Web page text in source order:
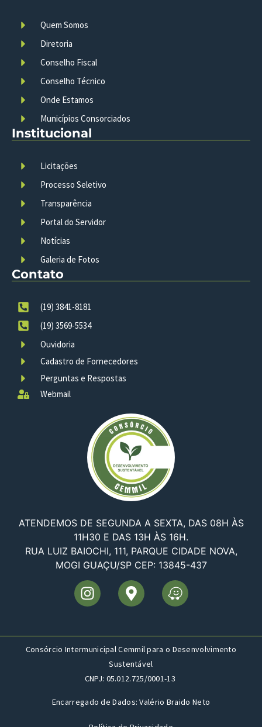
ATENDEMOS DE SEGUNDA A SEXTA, DAS 08H ÀS
11H30 E DAS 13H ÀS 16H.
RUA LUIZ BAIOCHI, 111, PARQUE CIDADE NOVA,
MOGI GUAÇU/SP CEP: 13845-437
Quem Somos
Diretoria
Conselho Fiscal
Conselho Técnico
Onde Estamos
Municípios Consorciados
Institucional
Licitações
Processo Seletivo
Transparência
Portal do Servidor
Notícias
Galeria de Fotos
Contato
(19) 3841-8181
(19) 3569-5534
Ouvidoria
Cadastro de Fornecedores
Perguntas e Respostas
Webmail
Consórcio Intermunicipal Cemmil para o Desenvolvimento
Sustentável
CNPJ: 05.012.725/0001-13
Encarregado de Dados: Valério Braido Neto